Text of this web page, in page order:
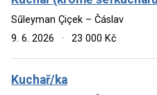
Sűleyman Çiçek – Čáslav
9. 6. 2026
· 23 000 Kč
Kuchař/ka